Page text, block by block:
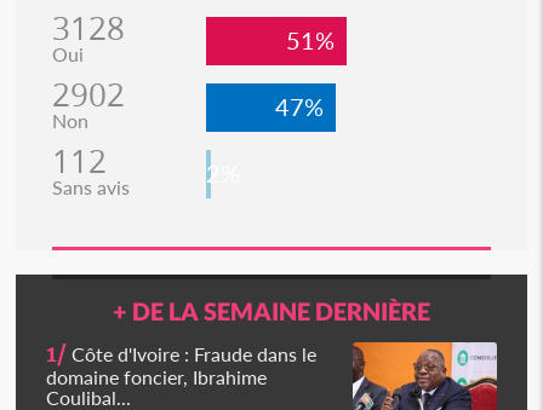
3128
Oui 51%
2902
Non 47%
112
Sans avis 2%
+ DE LA SEMAINE DERNIÈRE
1/ Côte d'Ivoire : Fraude dans le
domaine foncier, Ibrahime
Coulibal...